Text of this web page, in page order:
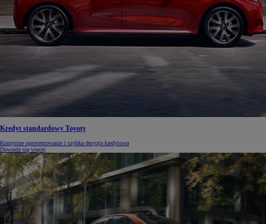
Kredyt standardowy Toyoty
Korzystne oprocentowanie i szybka decyzja kredytowa
Dowiedz się więcej